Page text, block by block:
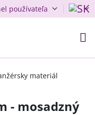
používateľa
materiál
- mosadzný